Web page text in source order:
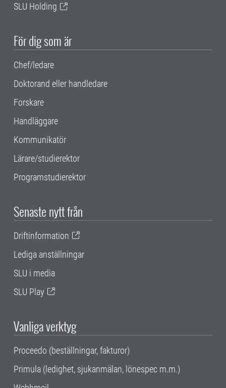
SLU Holding
För dig som är
Chef/ledare
Doktorand eller handledare
Forskare
Handläggare
Kommunikatör
Lärare/studierektor
Programstudierektor
Senaste nytt från
Driftinformation
Lediga anställningar
SLU i media
SLU Play
Vanliga verktyg
Proceedo (beställningar, fakturor)
Primula (ledighet, sjukanmälan, lönespec m.m.)